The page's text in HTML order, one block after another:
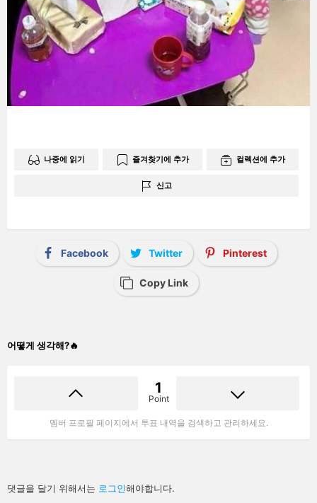
나중에 읽기 즐겨찾기에 추가 컬렉션에 추가
신고
Facebook Twitter Pinterest
Copy Link
어떻게 생각해?🔥
1
Point
멤버 프로필 페이지에서 투표 내역을 검색하고 관리하세요.
답
글
댓글을 달기 위해서는 로그인해야합니다.